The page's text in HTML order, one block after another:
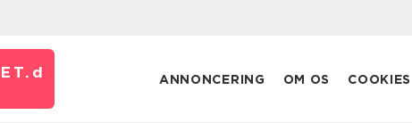
d
ANNONCERING OM OS COOKIES